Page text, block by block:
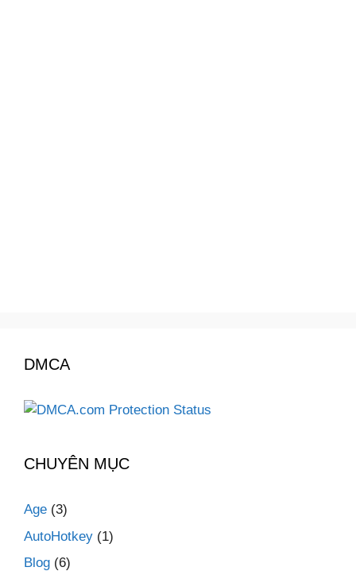
DMCA
CHUYÊN MỤC
Age (3)
AutoHotkey (1)
Blog (6)